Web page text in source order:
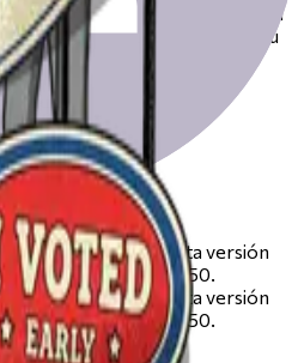
para ayudarte a prepararte para
registrarte hasta encontrar tu
sobre esta versión
de regalo de $50.
sobre esta versión
de regalo de $50.